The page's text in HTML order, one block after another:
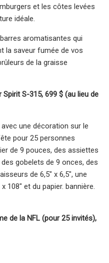
et les côtes levées
idéale.
aromatisantes qui
la saveur fumée de vos
de la graisse
S-315, 699 $ (au lieu de
une décoration sur le
pour 25 personnes
de 9 pouces, des assiettes
gobelets de 9 onces, des
de 6,5" x 6,5", une
108" et du papier. bannière.
de la NFL (pour 25 invités),